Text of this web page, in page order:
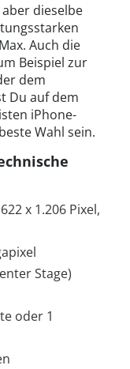
dieselbe
Auch die
Beispiel zur
dem
Du auf dem
iPhone-
Wahl sein.
x 1.206 Pixel,
Stage)
oder 1